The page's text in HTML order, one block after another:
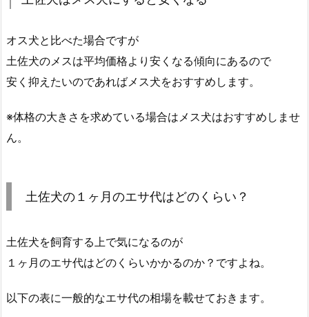
オス犬と比べた場合ですが
土佐犬のメスは平均価格より安くなる傾向にあるので
安く抑えたいのであればメス犬をおすすめします。
※体格の大きさを求めている場合はメス犬はおすすめしませ
ん。
土佐犬の１ヶ月のエサ代はどのくらい？
土佐犬を飼育する上で気になるのが
１ヶ月のエサ代はどのくらいかかるのか？ですよね。
以下の表に一般的なエサ代の相場を載せておきます。